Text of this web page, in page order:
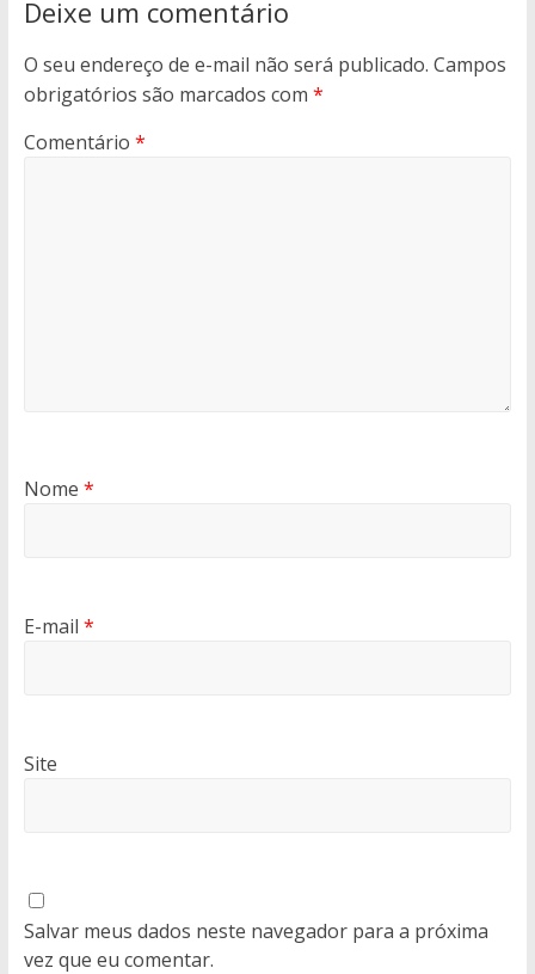
Deixe um comentário
O seu endereço de e-mail não será publicado. Campos
obrigatórios são marcados com *
Comentário *
Nome *
E-mail *
Site
Salvar meus dados neste navegador para a próxima
vez que eu comentar.